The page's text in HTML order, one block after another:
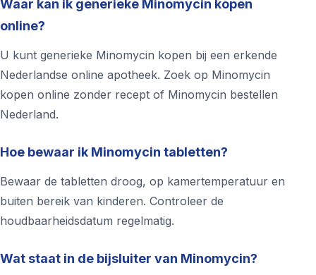
Waar kan ik generieke Minomycin kopen
online?
U kunt generieke Minomycin kopen bij een erkende
Nederlandse online apotheek. Zoek op Minomycin
kopen online zonder recept of Minomycin bestellen
Nederland.
Hoe bewaar ik Minomycin tabletten?
Bewaar de tabletten droog, op kamertemperatuur en
buiten bereik van kinderen. Controleer de
houdbaarheidsdatum regelmatig.
Wat staat in de bijsluiter van Minomycin?